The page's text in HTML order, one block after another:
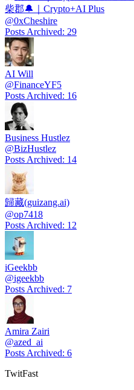
柴郡🔔｜Crypto+AI Plus
@0xCheshire
Posts Archived: 29
AI Will
@FinanceYF5
Posts Archived: 16
Business Hustlez
@BizHustlez
Posts Archived: 14
歸藏(guizang.ai)
@op7418
Posts Archived: 12
iGeekbb
@igeekbb
Posts Archived: 7
Amira Zairi
@azed_ai
Posts Archived: 6
TwitFast